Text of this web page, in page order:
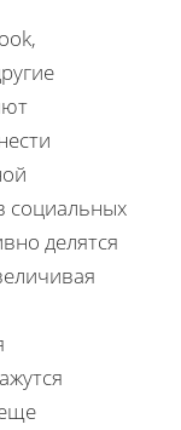
социальных
делятся